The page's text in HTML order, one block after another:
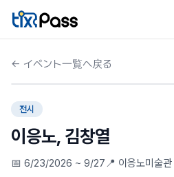
Skip to content
← イベント一覧へ戻る
🎧スマートドーセント
전시
이응노, 김창열
📅 6/23/2026 ~ 9/27📍 이응노미술관